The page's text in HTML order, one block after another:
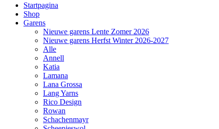
Startpagina
Shop
Garens
Nieuwe garens Lente Zomer 2026
Nieuwe garens Herfst Winter 2026-2027
Alle
Annell
Katia
Lamana
Lana Grossa
Lang Yarns
Rico Design
Rowan
Schachenmayr